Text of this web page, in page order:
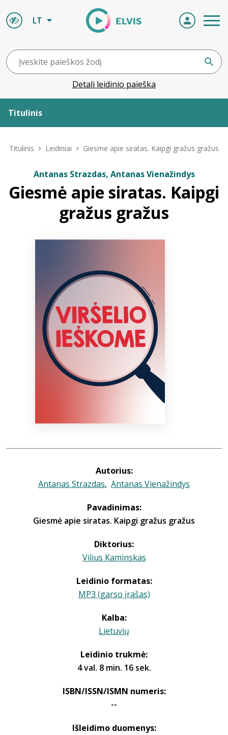
LT
Detali leidinio paieška
Titulinis
Leidiniai
ELVIS atvyksta
Titulinis Leidiniai Giesmė apie siratas. Kaipgi gražus gražus
Antanas Strazdas, Antanas Vienažindys
Giesmė apie siratas. Kaipgi
gražus gražus
Autorius:
Antanas Strazdas, Antanas Vienažindys
Pavadinimas:
Giesmė apie siratas. Kaipgi gražus gražus
Diktorius:
Vilius Kaminskas
Leidinio formatas:
MP3 (garso įrašas)
Kalba:
Lietuvių
Leidinio trukmė:
4 val. 8 min. 16 sek.
ISBN/ISSN/ISMN numeris:
--
Išleidimo duomenys: